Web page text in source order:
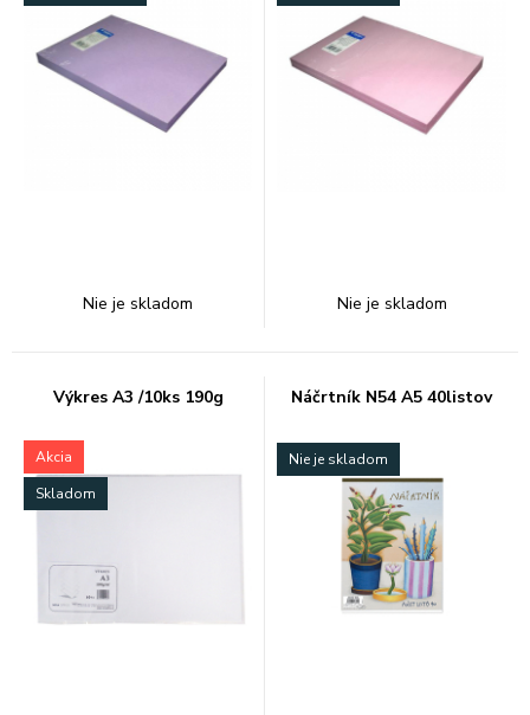
Nie je skladom Nie je skladom
Výkres A3 /10ks 190g
Akcia
Skladom
Náčrtník N54 A5 40listov
Nie je skladom